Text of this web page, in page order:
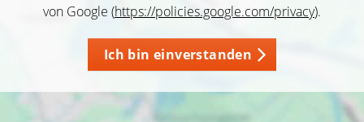
von Google (https://policies.google.com/privacy).
Ich bin einverstanden